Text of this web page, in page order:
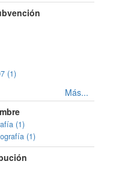
(1)
Más...
(1)
(1)